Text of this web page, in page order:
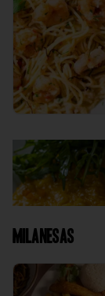
Milanesas